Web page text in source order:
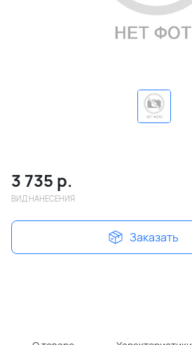
3 735 р.
ВИД НАНЕСЕНИЯ
Заказать